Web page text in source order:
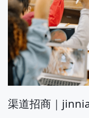
的覆辙？3 月 19
技术协会名誉会长韦
以数十年一线实战经
业现状、市场趋势
模式，帮从业者
“短期爆款” 变成 “
渠道招商｜